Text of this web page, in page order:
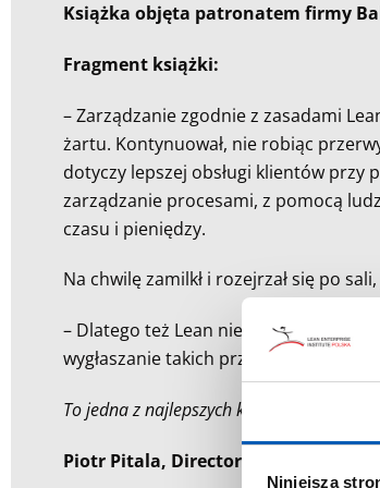
Niniejsza
Książka objęta patronatem firmy
Fragment książki:
– Zarządzanie zgodnie z zasadami
żartu. Kontynuował, nie robiąc
dotyczy lepszej obsługi klientów przy
zarządzanie procesami, z pomocą
czasu i pieniędzy.
Na chwilę zamilkł i rozejrzał się po
– Dlatego też Lean nie jest dla ludzi
wygłaszanie takich przemów jest
To jedna z najlepszych książek o
Piotr Pitala, Director Supply Chain